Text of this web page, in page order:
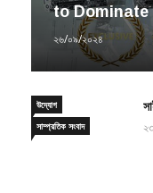
to Dominate
২৬/০৯/২০২৪
উদ্যোগ
সাম্প্রতিক সংবাদ